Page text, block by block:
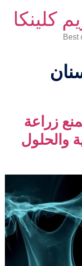
Best
زراعة
والحلول